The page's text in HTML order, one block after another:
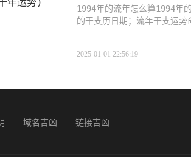
1994年的流年怎么算1994年
的干支历日期；流年干支运
2025-01-01 22:56:19
域名吉凶 链接吉凶